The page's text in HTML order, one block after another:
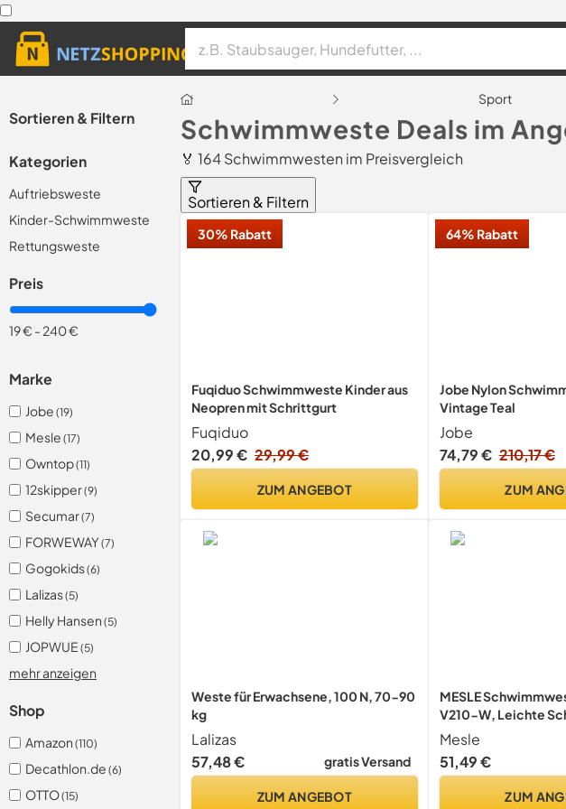
Sortieren & Filtern
Kategorien
Auftriebsweste
Kinder-Schwimmweste
Rettungsweste
Preis
19 € - 240 €
Marke
Jobe (19)
Mesle (17)
Owntop(11)
12skipper(9)
Secumar(7)
FORWEWAY(7)
Gogokids(6)
Lalizas(5)
Helly Hansen (5)
JOPWUE (5)
mehr anzeigen
Shop
Amazon (110)
Decathlon.de (6)
OTTO(15)
Sport
Schwimmweste Deals im
🏅 164 Schwimmwesten im Preisvergleich
Sortieren & Filtern
30% Rabatt
Fuqiduo Schwimmweste Kinder aus
Neopren mit Schrittgurt
Fuqiduo
20,99 € 29,99 €
ZUM ANGEBOT
64% Rabatt
Jobe Nylon
Vintage Teal
Jobe
74,79 € 210,17 €
ZUM
Weste für Erwachsene, 100 N, 70-90
kg
Lalizas
57,48 €
gratis Versand
ZUM ANGEBOT
MESLE
V210-W, Leichte
Frauen & Mädchen,
Auftriebsweste Sup,
Kajak,
Mesle
51,49 €
ZUM